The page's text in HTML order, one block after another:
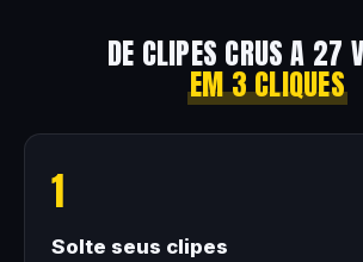
DE CLIPES CRUS A 27
EM 3 CLIQUES
1
Solte seus clipes